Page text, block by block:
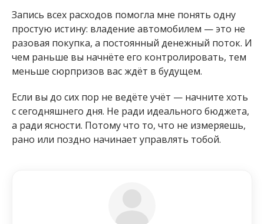
Запись всех расходов помогла мне понять одну
простую истину: владение автомобилем — это не
разовая покупка, а постоянный денежный поток. И
чем раньше вы начнёте его контролировать, тем
меньше сюрпризов вас ждёт в будущем.
Если вы до сих пор не ведёте учёт — начните хоть
с сегодняшнего дня. Не ради идеального бюджета,
а ради ясности. Потому что то, что не измеряешь,
рано или поздно начинает управлять тобой.